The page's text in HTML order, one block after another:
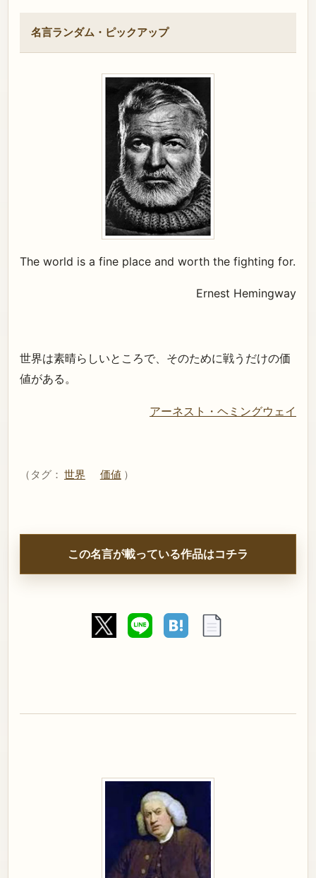
名言ランダム・ピックアップ
The world is a fine place and worth the fighting for.
Ernest Hemingway
世界は素晴らしいところで、そのために戦うだけの価
値がある。
アーネスト・ヘミングウェイ
（タグ： 世界 価値 ）
この名言が載っている作品はコチラ